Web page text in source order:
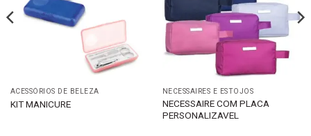
ACESSÓRIOS DE BELEZA
KIT MANICURE
NECESSAIRES E ESTOJOS
NECESSAIRE COM PLACA
PERSONALIZAVEL